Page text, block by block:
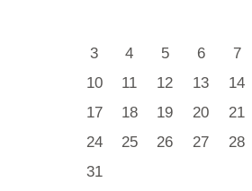
3
4 5 6 7
10
11 12 13 14
17
18 19 20 21
24
25 26 27 28
31